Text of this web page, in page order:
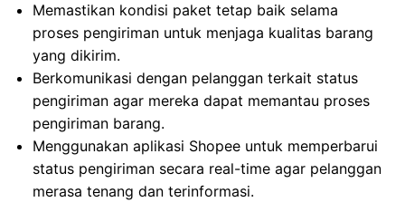
Memastikan kondisi paket tetap baik selama
proses pengiriman untuk menjaga kualitas barang
yang dikirim.
Berkomunikasi dengan pelanggan terkait status
pengiriman agar mereka dapat memantau proses
pengiriman barang.
Menggunakan aplikasi Shopee untuk memperbarui
status pengiriman secara real-time agar pelanggan
merasa tenang dan terinformasi.